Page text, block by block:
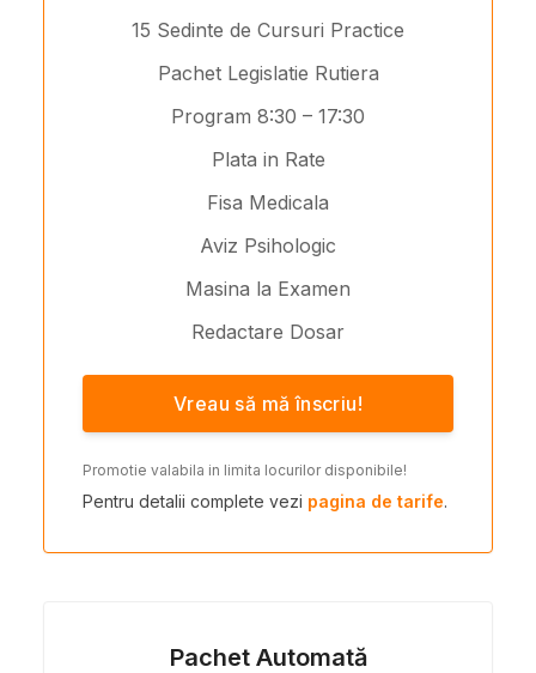
15 Sedinte de Cursuri Practice
Pachet Legislatie Rutiera
Program 8:30 – 17:30
Plata in Rate
Fisa Medicala
Aviz Psihologic
Masina la Examen
Redactare Dosar
Vreau să mă înscriu!
Promotie valabila in limita locurilor disponibile!
Pentru detalii complete vezi pagina de tarife.
Pachet Automată